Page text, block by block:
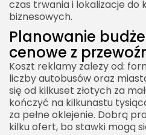
czas trwania i lokalizacje
biznesowych.
Planowanie
cenowe z
Koszt reklamy zależy od:
liczby autobusów oraz
się od kilkuset złotych za
kończyć na kilkunastu
za pełne oklejenie. Dobrą
kilku ofert, bo stawki mogą